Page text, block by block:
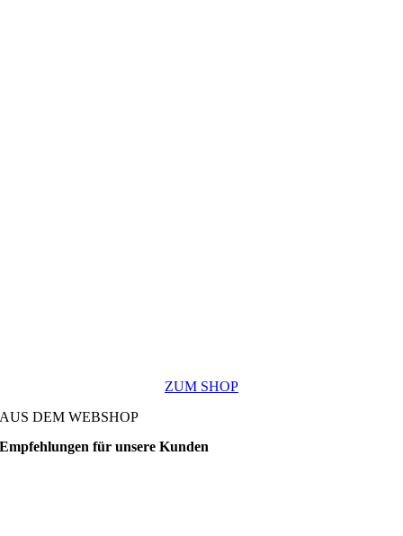
ZUM SHOP
AUS DEM WEBSHOP
Empfehlungen für unsere Kunden